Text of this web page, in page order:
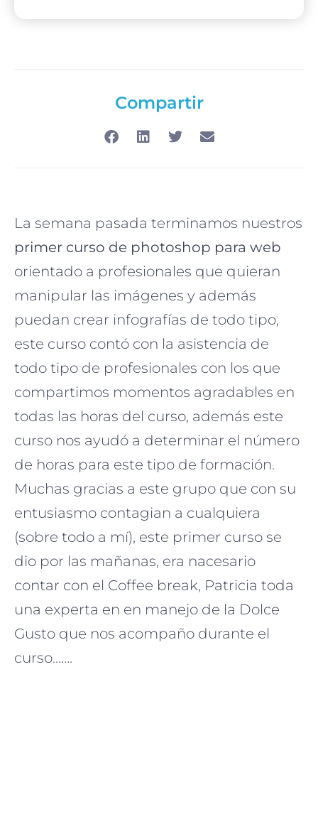
Compartir
La semana pasada terminamos nuestros
primer curso de photoshop para web
orientado a profesionales que quieran
manipular las imágenes y además
puedan crear infografías de todo tipo,
este curso contó con la asistencia de
todo tipo de profesionales con los que
compartimos momentos agradables en
todas las horas del curso, además este
curso nos ayudó a determinar el número
de horas para este tipo de formación.
Muchas gracias a este grupo que con su
entusiasmo contagian a cualquiera
(sobre todo a mí), este primer curso se
dio por las mañanas, era nacesario
contar con el Coffee break, Patricia toda
una experta en en manejo de la Dolce
Gusto que nos acompaño durante el
curso…….